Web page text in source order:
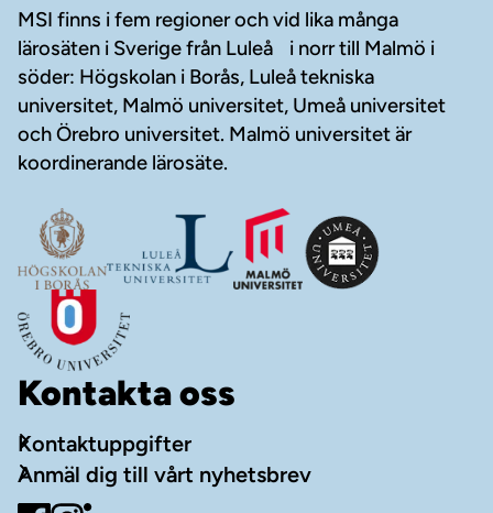
MSI finns i fem regioner och vid lika många
lärosäten i Sverige från Luleå i norr till Malmö i
söder: Högskolan i Borås, Luleå tekniska
universitet, Malmö universitet, Umeå universitet
och Örebro universitet. Malmö universitet är
koordinerande lärosäte.
Kontakta oss
Kontaktuppgifter
Anmäl dig till vårt nyhetsbrev